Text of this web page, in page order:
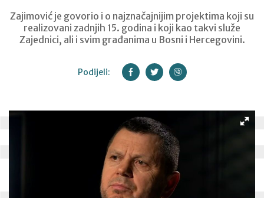
Zajimović je govorio i o najznačajnijim projektima koji su
realizovani zadnjih 15. godina i koji kao takvi služe
Zajednici, ali i svim građanima u Bosni i Hercegovini.
Podijeli: